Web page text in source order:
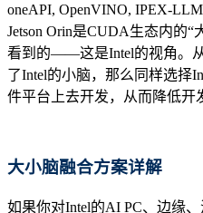
oneAPI, OpenVINO, IPEX-
Jetson Orin是CUDA生态内的
看到的——这是Intel的视角。
了Intel的小脑，那么同样选择
件平台上去开发，从而降低开
大小脑融合方案详解
如果你对Intel的AI PC、边缘